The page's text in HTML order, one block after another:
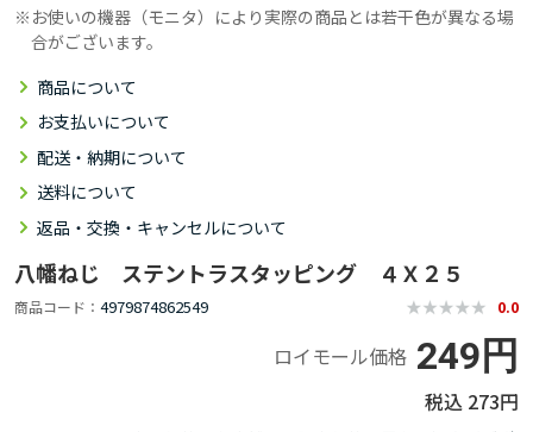
お使いの機器（モニタ）により実際の商品とは若干色が異なる場
合がございます。
商品について
お支払いについて
配送・納期について
送料について
返品・交換・キャンセルについて
八幡ねじ ステントラスタッピング ４Ｘ２５
商品コード 4979874862549 0.0
ロイモール価格 249円
273円